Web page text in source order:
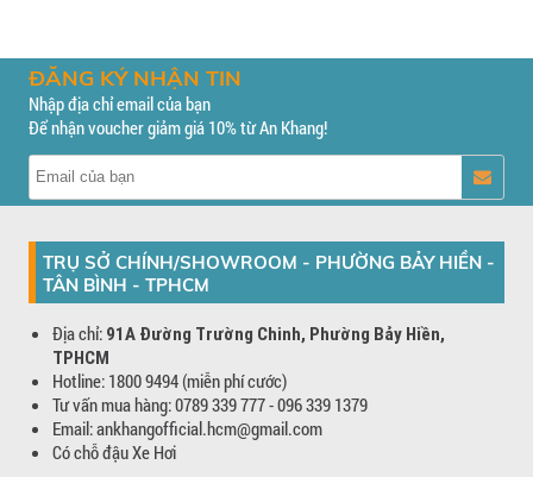
ĐĂNG KÝ NHẬN TIN
Nhập địa chỉ email của bạn
Để nhận voucher giảm giá 10% từ An Khang!
TRỤ SỞ CHÍNH/SHOWROOM - PHƯỜNG BẢY HIỀN -
TÂN BÌNH - TPHCM
Địa chỉ: 91A Đường Trường Chinh, Phường Bảy Hiền,
TPHCM
Hotline: 1800 9494 (miễn phí cước)
Tư vấn mua hàng: 0789 339 777 - 096 339 1379
Email: ankhangofficial.hcm@gmail.com
Có chỗ đậu Xe Hơi